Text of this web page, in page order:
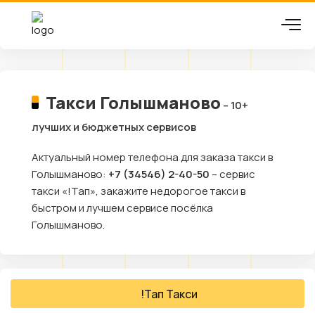
Такси Голышманово – 10+
лучших и бюджетных сервисов
Актуальный номер телефона для заказа такси в
Голышманово: +7 (34546) 2-40-50 – сервис
такси «!Тап», закажите недорогое такси в
быстром и лучшем сервисе посёлка
Голышманово.
!Тап Такси